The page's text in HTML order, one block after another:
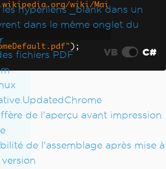
hyperliens _blank dans un
dans le même onglet du
fichiers PDF
de l'aperçu avant impression
de l'assemblage après mise à
wiki/Mai
); VB C#